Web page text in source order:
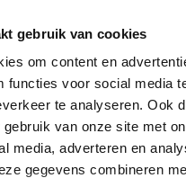
gebruik van cookies
om content en
functies voor social media
te analyseren. Ook
van onze site met
media, adverteren en
gegevens combineren
EPDM
zijuitloop 45°